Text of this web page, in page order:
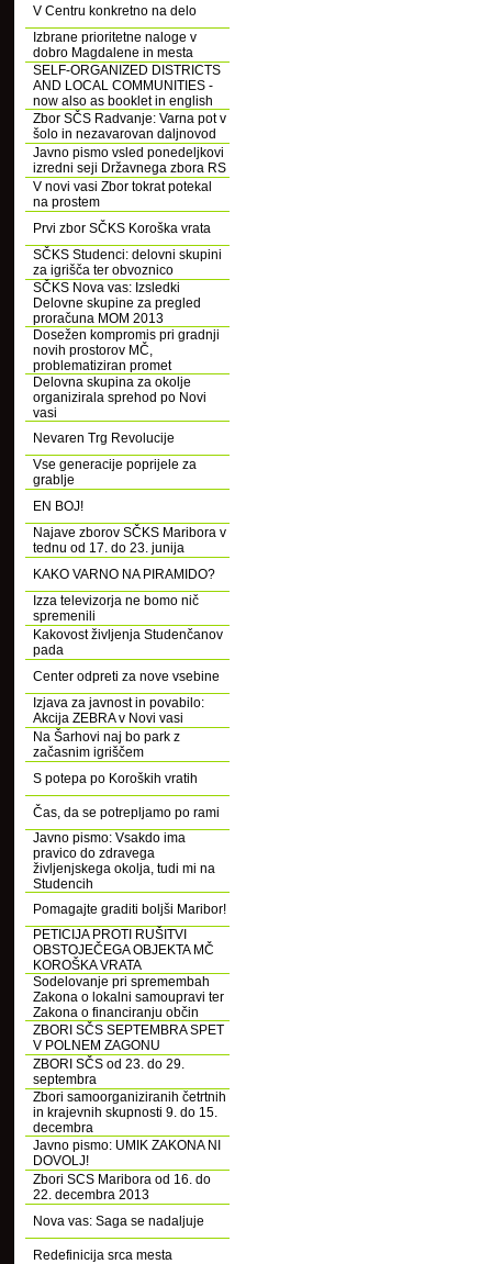
V Centru konkretno na delo
Izbrane prioritetne naloge v
dobro Magdalene in mesta
SELF-ORGANIZED DISTRICTS
AND LOCAL COMMUNITIES -
now also as booklet in english
Zbor SČS Radvanje: Varna pot v
šolo in nezavarovan daljnovod
Javno pismo vsled ponedeljkovi
izredni seji Državnega zbora RS
V novi vasi Zbor tokrat potekal
na prostem
Prvi zbor SČKS Koroška vrata
SČKS Studenci: delovni skupini
za igrišča ter obvoznico
SČKS Nova vas: Izsledki
Delovne skupine za pregled
proračuna MOM 2013
Dosežen kompromis pri gradnji
novih prostorov MČ,
problematiziran promet
Delovna skupina za okolje
organizirala sprehod po Novi
vasi
Nevaren Trg Revolucije
Vse generacije poprijele za
grablje
EN BOJ!
Najave zborov SČKS Maribora v
tednu od 17. do 23. junija
KAKO VARNO NA PIRAMIDO?
Izza televizorja ne bomo nič
spremenili
Kakovost življenja Studenčanov
pada
Center odpreti za nove vsebine
Izjava za javnost in povabilo:
Akcija ZEBRA v Novi vasi
Na Šarhovi naj bo park z
začasnim igriščem
S potepa po Koroških vratih
Čas, da se potrepljamo po rami
Javno pismo: Vsakdo ima
pravico do zdravega
življenjskega okolja, tudi mi na
Studencih
Pomagajte graditi boljši Maribor!
PETICIJA PROTI RUŠITVI
OBSTOJEČEGA OBJEKTA MČ
KOROŠKA VRATA
Sodelovanje pri spremembah
Zakona o lokalni samoupravi ter
Zakona o financiranju občin
ZBORI SČS SEPTEMBRA SPET
V POLNEM ZAGONU
ZBORI SČS od 23. do 29.
septembra
Zbori samoorganiziranih četrtnih
in krajevnih skupnosti 9. do 15.
decembra
Javno pismo: UMIK ZAKONA NI
DOVOLJ!
Zbori SCS Maribora od 16. do
22. decembra 2013
Nova vas: Saga se nadaljuje
Redefinicija srca mesta